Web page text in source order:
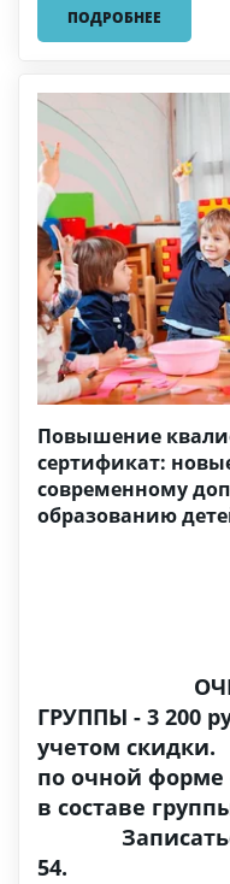
ПОДРОБНЕЕ
Повышение
сертификат:
современному
образованию
ОЧНО
ГРУППЫ - 3 200
учетом
по очной форме
в
Записаться